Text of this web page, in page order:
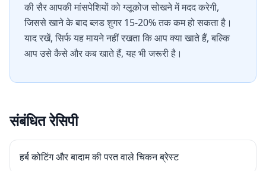
की सैर आपकी मांसपेशियों को ग्लूकोज सोखने में मदद करेगी,
जिससे खाने के बाद ब्लड शुगर 15-20% तक कम हो सकता है।
याद रखें, सिर्फ यह मायने नहीं रखता कि आप क्या खाते हैं, बल्कि
आप उसे कैसे और कब खाते हैं, यह भी जरूरी है।
संबंधित रेसिपी
हर्ब कोटिंग और बादाम की परत वाले चिकन ब्रेस्ट